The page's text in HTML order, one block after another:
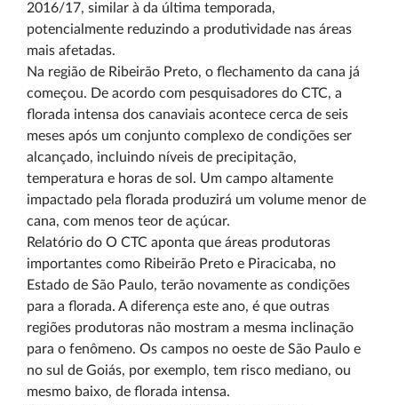
2016/17, similar à da última temporada,
potencialmente reduzindo a produtividade nas áreas
mais afetadas.
Na região de Ribeirão Preto, o flechamento da cana já
começou. De acordo com pesquisadores do CTC, a
florada intensa dos canaviais acontece cerca de seis
meses após um conjunto complexo de condições ser
alcançado, incluindo níveis de precipitação,
temperatura e horas de sol. Um campo altamente
impactado pela florada produzirá um volume menor de
cana, com menos teor de açúcar.
Relatório do O CTC aponta que áreas produtoras
importantes como Ribeirão Preto e Piracicaba, no
Estado de São Paulo, terão novamente as condições
para a florada. A diferença este ano, é que outras
regiões produtoras não mostram a mesma inclinação
para o fenômeno. Os campos no oeste de São Paulo e
no sul de Goiás, por exemplo, tem risco mediano, ou
mesmo baixo, de florada intensa.